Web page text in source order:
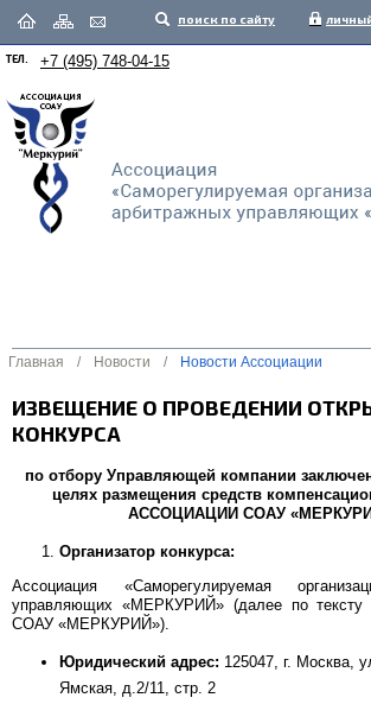
поиск по сайту
ТЕЛ. +7 (495) 748-04-15
Главная / Новости / Новости Ассоциации
ИЗВЕЩЕНИЕ О ПРОВЕДЕНИИ
КОНКУРСА
по отбору Управляющей компании
целях размещения средств
АССОЦИАЦИИ СОАУ
Организатор конкурса:
Ассоциация «Саморегулируемая
управляющих «МЕРКУРИЙ» (далее по
СОАУ «МЕРКУРИЙ»).
Юридический адрес: 125047, г. Москва,
Ямская, д.2/11, стр. 2